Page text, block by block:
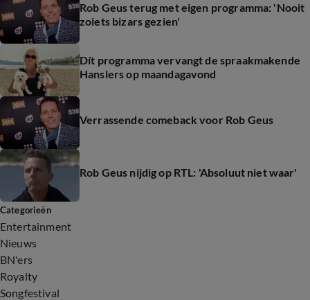
Rob Geus terug met eigen programma: 'Nooit
zoiets bizars gezien'
Dít programma vervangt de spraakmakende
Hanslers op maandagavond
Verrassende comeback voor Rob Geus
Rob Geus nijdig op RTL: 'Absoluut niet waar'
Categorieën
Entertainment
Nieuws
BN'ers
Royalty
Songfestival